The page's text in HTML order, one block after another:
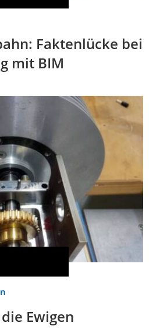
Faktenlücke bei
mit BIM
Ewigen